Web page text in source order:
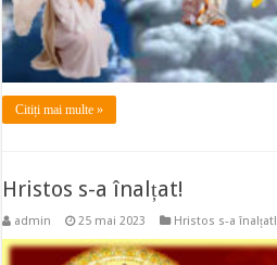
Citiți mai multe »
Hristos s-a înalțat!
admin 25 mai 2023 Hristos s-a înalțat!